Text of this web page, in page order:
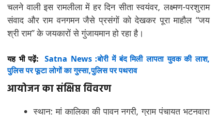
चलने वाली इस रामलीला में हर दिन सीता स्वयंवर, लक्ष्मण-परशुराम
संवाद और राम वनगमन जैसे प्रसंगों को देखकर पूरा माहौल “जय
श्री राम” के जयकारों से गुंजायमान हो रहा है।
यह भी पढ़ें: Satna News :बोरी में बंद मिली लापता युवक की लाश,
पुलिस पर फूटा लोगों का गुस्सा,पुलिस पर पथराव
आयोजन का संक्षिप्त विवरण
स्थान: मां कालिका की पावन नगरी, ग्राम पंचायत भटनवारा